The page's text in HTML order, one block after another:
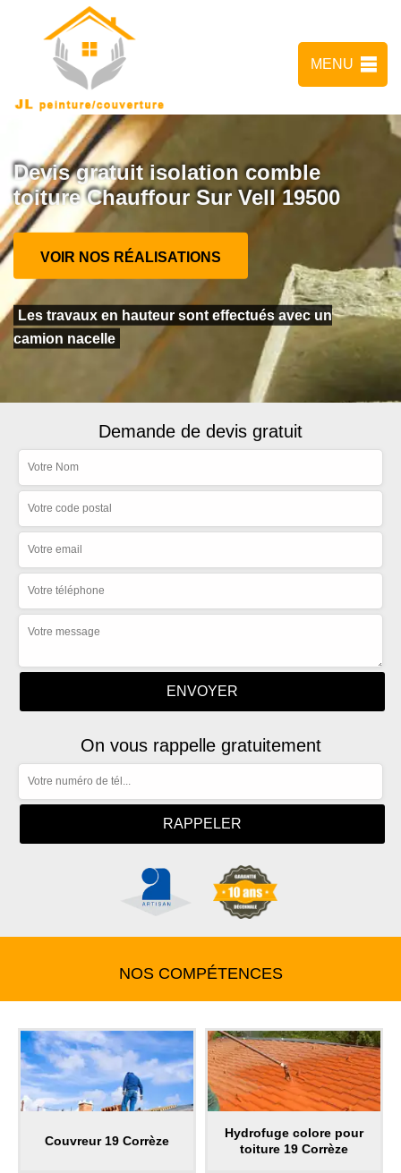
MENU
Devis gratuit isolation comble
toiture Chauffour Sur Vell 19500
VOIR NOS RÉALISATIONS
Les travaux en hauteur sont effectués avec un
camion nacelle
Demande de devis gratuit
On vous rappelle gratuitement
NOS COMPÉTENCES
Couvreur 19 Corrèze
Hydrofuge colore pour
toiture 19 Corrèze